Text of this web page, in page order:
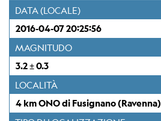
Rete
Sismometrica
Italo-
Argentina
dell'OGS
Wood
Anderson
Trieste
DATA (LOCALE)
2016-04-07 20:25:56
MAGNITUDO
3.2 ± 0.3
LOCALITÀ
4 km ONO di Fusignano (Ravenna)